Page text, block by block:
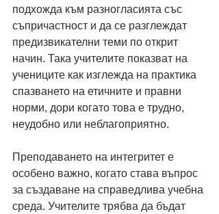
подхожда към разногласията със
съпричастност и да се разглеждат
предизвикателни теми по открит
начин. Така учителите показват на
учениците как изглежда на практика
спазването на етичните и правни
норми, дори когато това е трудно,
неудобно или неблагоприятно.
Преподаването на интегритет е
особено важно, когато става въпрос
за създаване на справедлива учебна
среда. Учителите трябва да бъдат